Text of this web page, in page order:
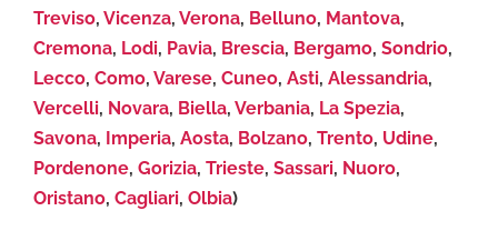
Treviso, Vicenza, Verona, Belluno, Mantova,
Cremona, Lodi, Pavia, Brescia, Bergamo, Sondrio,
Lecco, Como, Varese, Cuneo, Asti, Alessandria,
Vercelli, Novara, Biella, Verbania, La Spezia,
Savona, Imperia, Aosta, Bolzano, Trento, Udine,
Pordenone, Gorizia, Trieste, Sassari, Nuoro,
Oristano, Cagliari, Olbia)